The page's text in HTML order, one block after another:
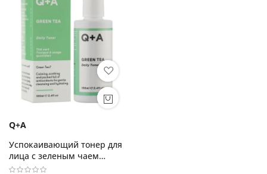
Q+A
Успокаивающий тонер для
лица с зеленым чаем
Green Tea Daily Toner